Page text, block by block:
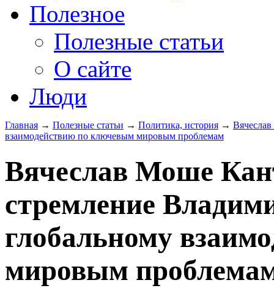
Полезное
Полезные статьи
О сайте
Люди
Главная → Полезные статьи → Политика, история →
взаимодействию по ключевым мировым проблемам
Вячеслав Моше
стремление
глобальному
мировым